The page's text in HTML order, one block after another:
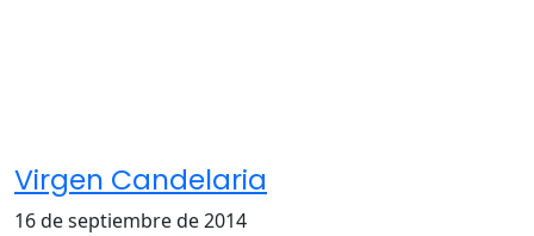
Virgen Candelaria
16 de septiembre de 2014